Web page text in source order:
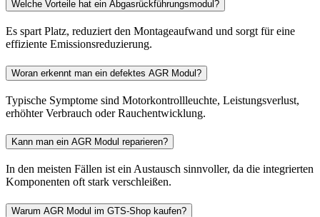
Welche Vorteile hat ein Abgasrückführungsmodul?
Es spart Platz, reduziert den Montageaufwand und sorgt für eine
effiziente Emissionsreduzierung.
Woran erkennt man ein defektes AGR Modul?
Typische Symptome sind Motorkontrollleuchte, Leistungsverlust,
erhöhter Verbrauch oder Rauchentwicklung.
Kann man ein AGR Modul reparieren?
In den meisten Fällen ist ein Austausch sinnvoller, da die integrierten
Komponenten oft stark verschleißen.
Warum AGR Modul im GTS-Shop kaufen?